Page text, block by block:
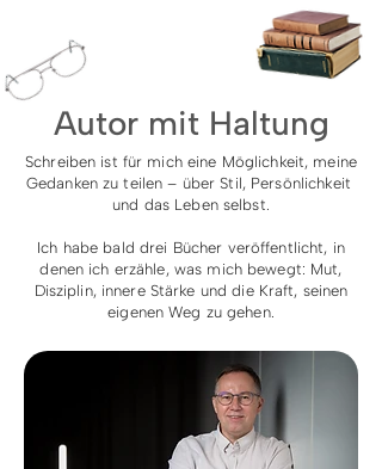
Autor mit Haltung
Schreiben ist für mich eine Möglichkeit, meine
Gedanken zu teilen – über Stil, Persönlichkeit
und das Leben selbst.
Ich habe bald drei Bücher veröffentlicht, in
denen ich erzähle, was mich bewegt: Mut,
Disziplin, innere Stärke und die Kraft, seinen
eigenenWeg zu gehen.